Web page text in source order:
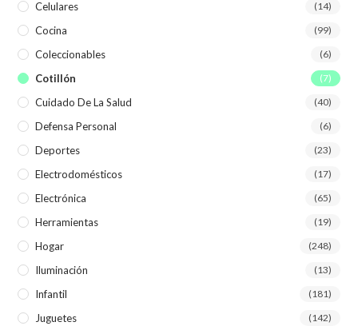
Celulares (14)
Cocina (99)
Coleccionables (6)
Cotillón (7)
Cuidado De La Salud (40)
Defensa Personal (6)
Deportes (23)
Electrodomésticos (17)
Electrónica (65)
Herramientas (19)
Hogar (248)
Iluminación (13)
Infantil (181)
Juguetes (142)